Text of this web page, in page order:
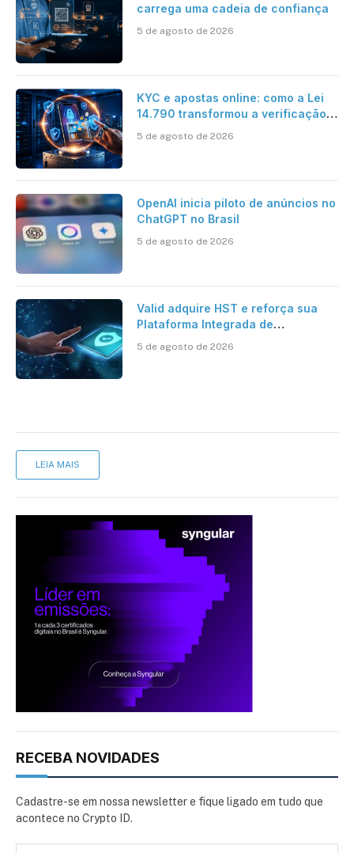
carrega uma cadeia de confiança
5 de agosto de 2026
KYC e apostas online: como a Lei
14.790 transformou a verificação
brasileiro
5 de agosto de 2026
OpenAI inicia piloto de anúncios no
ChatGPT no Brasil
5 de agosto de 2026
Valid adquire HST e reforça sua
Plataforma Integrada de
5 de agosto de 2026
LEIA MAIS
RECEBA NOVIDADES
Cadastre-se em nossa newsletter e fique ligado em tudo que
acontece no Crypto ID.